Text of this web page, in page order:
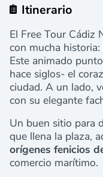
Itinerario
El Free Tour Cádiz
con mucha historia:
Este animado
hace siglos- el
ciudad. A un lado,
con su elegante
Un buen sitio para
que llena la plaza,
orígenes fenicios
comercio marítimo.